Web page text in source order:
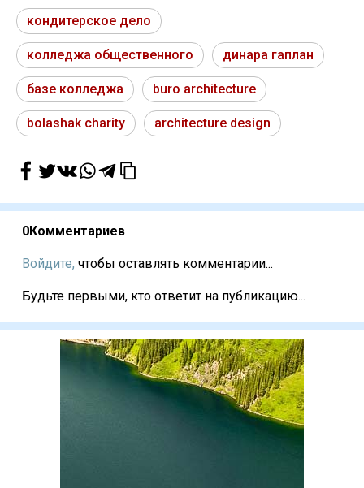
кондитерское дело
колледжа общественного динара гаплан
базе колледжа buro architecture
bolashak charity architecture design
0Комментариев
Войдите, чтобы оставлять комментарии...
Будьте первыми, кто ответит на публикацию...